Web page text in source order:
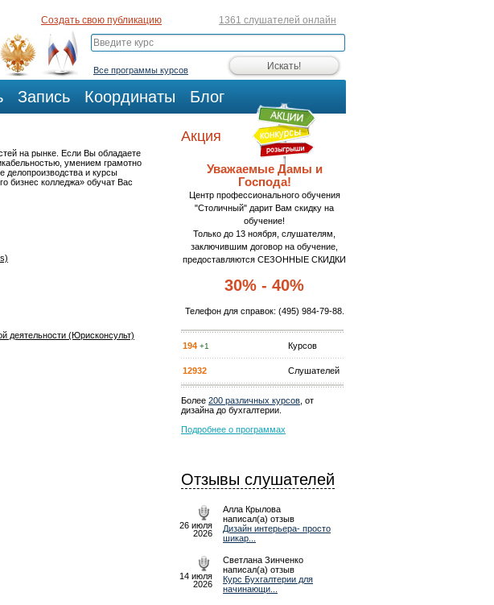
Создать свою публикацию 1361 слушателей онлайн
Все программы курсов
Запись Координаты
Блог
на рынке. Если Вы обладаете
умением грамотно
делопроизводства и курсы
бизнес колледжа» обучат Вас
деятельности (Юрисконсульт)
Акция
Уважаемые Дамы и
Господа!
Центр профессионального обучения
"Столичный" дарит Вам скидку на
обучение!
Только до 13 ноября, слушателям,
заключившим договор на обучение,
предоставляются СЕЗОННЫЕ СКИДКИ
30% - 40%
Телефон для справок: (495) 984-79-88.
194 +1 Курсов
12932 Слушателей
Более 200 различных курсов , от
дизайна до бухгалтерии.
Подробнее о программах
Отзывы слушателей
26 июля
2026
Алла Крылова
написал(а) отзыв
Дизайн интерьера- просто
шикар...
14 июля
2026
Светлана Зинченко
написал(а) отзыв
Курс Бухгалтерии для
начинающи...